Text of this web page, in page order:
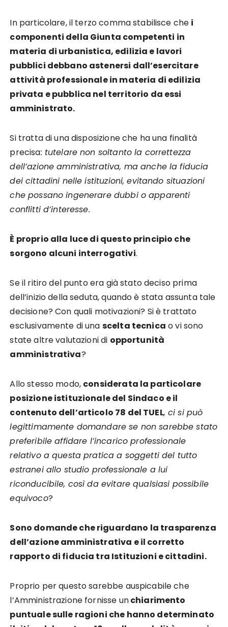
In particolare, il terzo comma stabilisce che i
componenti della Giunta competenti in
materia di urbanistica, edilizia e lavori
pubblici debbano astenersi dall’esercitare
attività professionale in materia di edilizia
privata e pubblica nel territorio da essi
amministrato.
Si tratta di una disposizione che ha una finalità
precisa: tutelare non soltanto la correttezza
dell’azione amministrativa, ma anche la fiducia
dei cittadini nelle istituzioni, evitando situazioni
che possano ingenerare dubbi o apparenti
conflitti d’interesse.
È proprio alla luce di questo principio che
sorgono alcuni interrogativi.
Se il ritiro del punto era già stato deciso prima
dell’inizio della seduta, quando è stata assunta tale
decisione? Con quali motivazioni? Si è trattato
esclusivamente di una scelta tecnica o vi sono
state altre valutazioni di opportunità
amministrativa?
Allo stesso modo, considerata la particolare
posizione istituzionale del Sindaco e il
contenuto dell’articolo 78 del TUEL, ci si può
legittimamente domandare se non sarebbe stato
preferibile affidare l’incarico professionale
relativo a questa pratica a soggetti del tutto
estranei allo studio professionale a lui
riconducibile, così da evitare qualsiasi possibile
equivoco?
Sono domande che riguardano la trasparenza
dell’azione amministrativa e il corretto
rapporto di fiducia tra Istituzioni e cittadini.
Proprio per questo sarebbe auspicabile che
l’Amministrazione fornisse unchiarimento
puntuale sulle ragioni che hanno determinato